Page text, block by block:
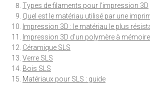
Types de filaments pour l’impression 3D
Quel est le matériau utilisé par une
Impression 3D : le matériau le plus
Impression 3D d’un polymère à
Céramique SLS
Verre SLS
Bois SLS
Matériaux pour SLS : guide